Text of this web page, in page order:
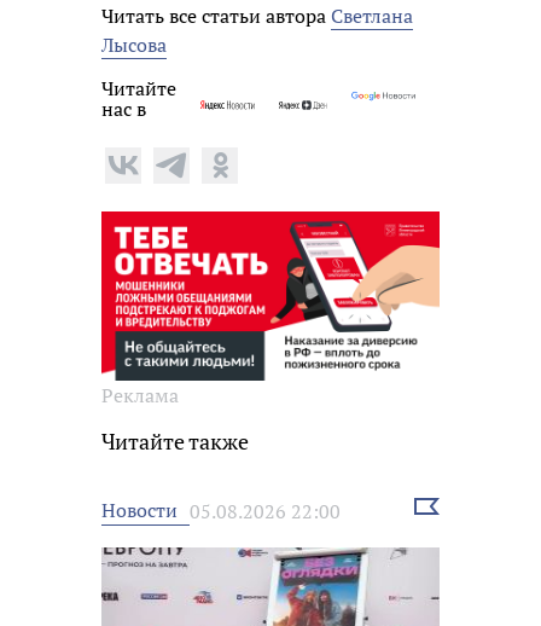
Читать все статьи автораСветлана
Лысова
Читайте
нас в
Реклама
Читайте также
Новости 05.08.2026 22:00
Выбрать